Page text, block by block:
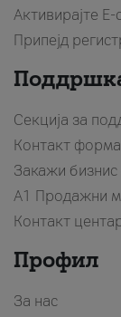
Активирајте Е-
Припејд
Секција за
Контакт форма
Закажи бизнис
A1 Продажни
Контакт
Профил
За нас